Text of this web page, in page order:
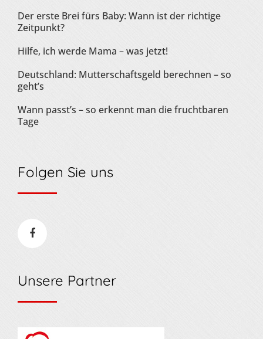
Der erste Brei fürs Baby: Wann ist der richtige
Zeitpunkt?
Hilfe, ich werde Mama – was jetzt!
Deutschland: Mutterschaftsgeld berechnen – so
geht’s
Wann passt’s – so erkennt man die fruchtbaren
Tage
Folgen Sie uns
Unsere Partner